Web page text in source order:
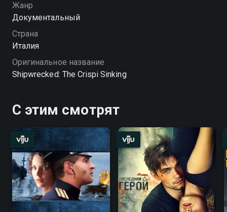
десятилетий спустя. С помощью управляемого
робота, способного опускаться под воду на целый
километр, исследователи смогли дать ответы
родным пропавших на «Криспи».
Жанр
Документальный
Страна
Италия
Оригинальное название
Shipwrecked: The Crispi Sinking
С этим смотрят